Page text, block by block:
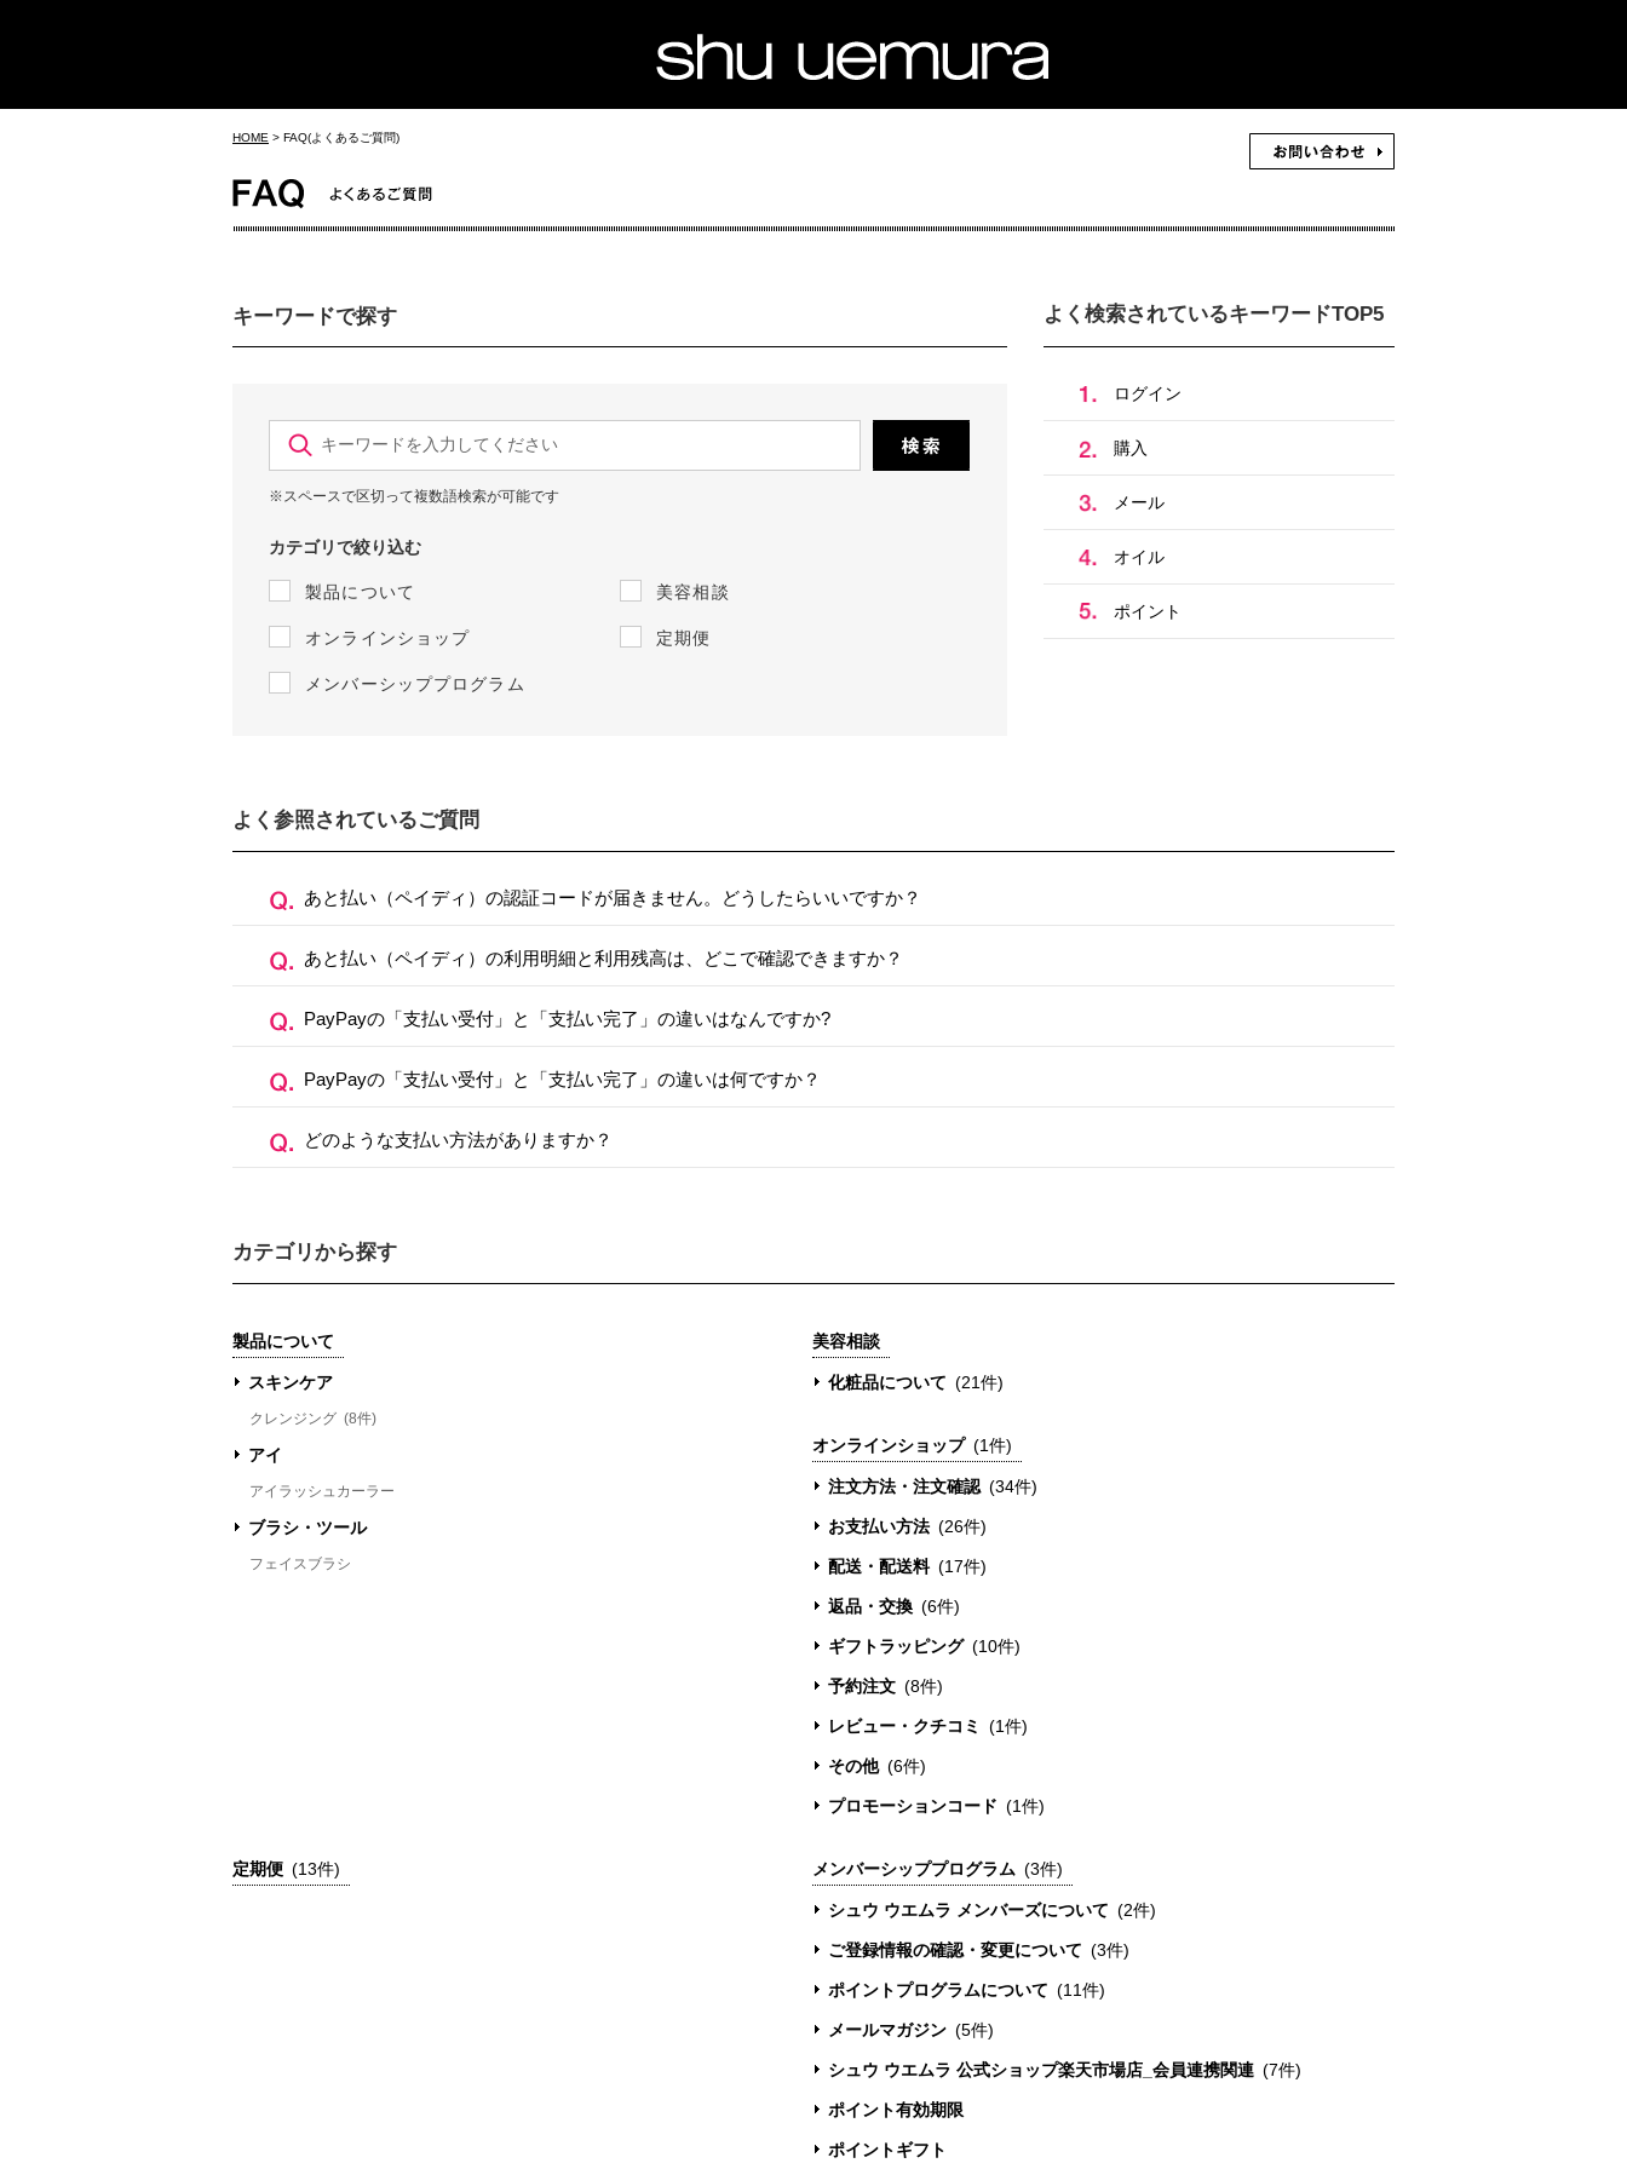
HOME > FAQ(よくあるご質問)
キーワードで探す
※スペースで区切って複数語検索が可能です
カテゴリで絞り込む
製品について 美容相談
オンラインショップ 定期便
メンバーシッププログラム
よく検索されているキーワードTOP5
ログイン
購入
メール
オイル
ポイント
よく参照されているご質問
あと払い（ペイディ）の認証コードが届きません。どうしたらいいですか？
あと払い（ペイディ）の利用明細と利用残高は、どこで確認できますか？
PayPayの「支払い受付」と「支払い完了」の違いはなんですか?
PayPayの「支払い受付」と「支払い完了」の違いは何ですか？
どのような支払い方法がありますか？
カテゴリから探す
製品について
スキンケア
クレンジング (8件)
アイ
アイラッシュカーラー
ブラシ・ツール
フェイスブラシ
美容相談
化粧品について (21件)
オンラインショップ (1件)
注文方法・注文確認 (34件)
お支払い方法 (26件)
配送・配送料 (17件)
返品・交換 (6件)
ギフトラッピング (10件)
予約注文 (8件)
レビュー・クチコミ (1件)
その他 (6件)
プロモーションコード (1件)
定期便 (13件) メンバーシッププログラム (3件)
シュウ ウエムラ メンバーズについて (2件)
ご登録情報の確認・変更について (3件)
ポイントプログラムについて (11件)
メールマガジン (5件)
シュウ ウエムラ 公式ショップ楽天市場店_会員連携関連 (7件)
ポイント有効期限
ポイントギフト